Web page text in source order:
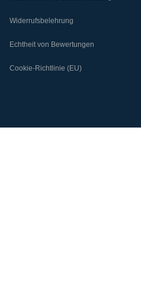
Widerrufsbelehrung
Echtheit von Bewertungen
Cookie-Richtlinie (EU)